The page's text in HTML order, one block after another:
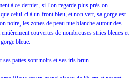
à ce dernier, si l’on regarde plus près on
celui-ci à un front bleu, et non vert, sa gorge est
noire, les zones de peau nue blanche autour des
couvertes de nombreuses stries bleues et
bleue.
ses pattes sont noirs et ses iris brun.